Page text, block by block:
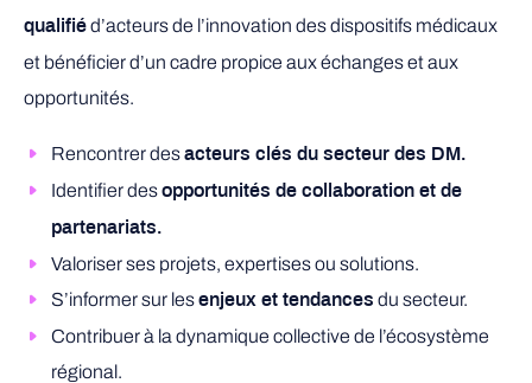
qualifié d’acteurs de l’innovation des dispositifs médicaux
et bénéficier d’un cadre propice aux échanges et aux
opportunités.
Rencontrer des acteurs clés du secteur des DM.
Identifier des opportunités de collaboration et de
partenariats.
Valoriser ses projets, expertises ou solutions.
S’informer sur les enjeux et tendances du secteur.
Contribuer à la dynamique collective de l’écosystème
régional.